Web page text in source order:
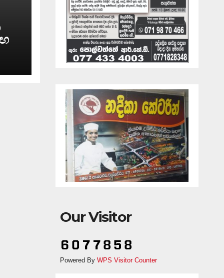
Our Visitor
Powered By WPS Visitor Counter